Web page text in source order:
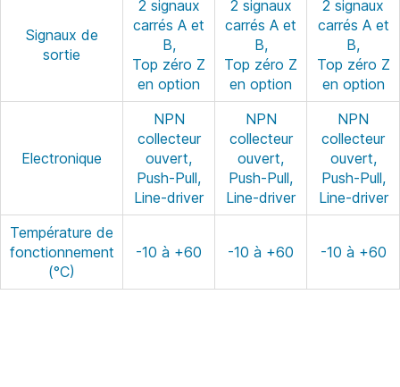
Signaux de
sortie
2 signaux
carrés A et
B,
Top zéro Z
en option
2 signaux
carrés A et
B,
Top zéro Z
en option
2 signaux
carrés A et
B,
Top zéro Z
en option
Electronique
NPN
collecteur
ouvert,
Push-Pull,
Line-driver
NPN
collecteur
ouvert,
Push-Pull,
Line-driver
NPN
collecteur
ouvert,
Push-Pull,
Line-driver
Température de
fonctionnement
(°C)
-10 à +60 -10 à +60 -10 à +60